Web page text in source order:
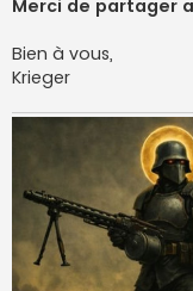
Merci de partager
Bien à vous,
Krieger